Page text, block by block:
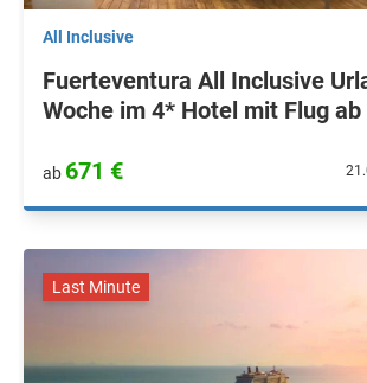
All Inclusive
Fuerteventura All Inclusive
Woche im 4* Hotel mit Flug ab
ab 671 €
Last Minute